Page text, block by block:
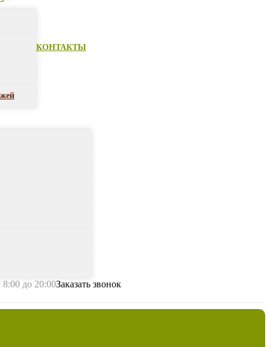
КОНТАКТЫ
8:00 до 20:00Заказать звонок